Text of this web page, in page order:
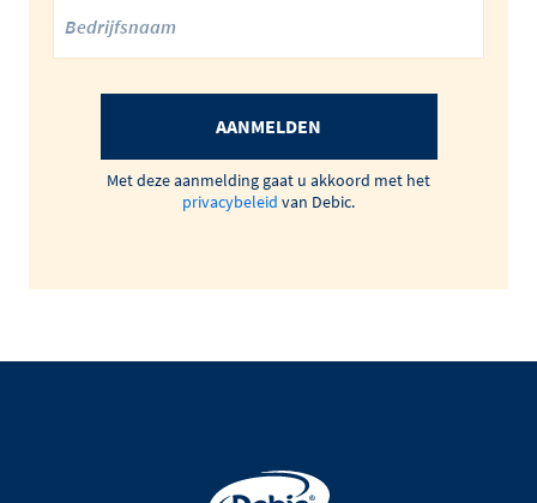
AANMELDEN
Met deze aanmelding gaat u akkoord met het
privacybeleid van Debic.